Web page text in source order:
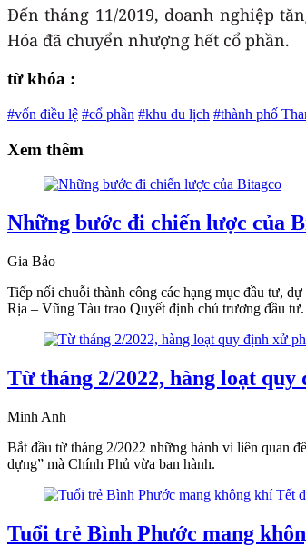
Đến tháng 11/2019, doanh nghiệp
Hóa đã chuyển nhượng hết cổ phần.
từ khóa :
#vốn điều lệ #cổ phần #khu du lịch #thành phố
Xem thêm
Những bước đi chiến lược của
Gia Bảo
Tiếp nối chuỗi thành công các hạng mục đầu tư,
Rịa – Vũng Tàu trao Quyết định chủ trương đầu tư.
Từ tháng 2/2022, hàng loạt
Minh Anh
Bắt đầu từ tháng 2/2022 những hành vi liên quan
dựng” mà Chính Phủ vừa ban hành.
Tuổi trẻ Bình Phước mang